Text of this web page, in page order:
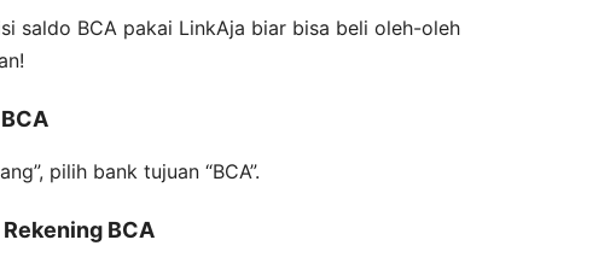
saldo BCA pakai LinkAja biar bisa beli oleh-oleh
pilih bank tujuan “BCA”.
BCA